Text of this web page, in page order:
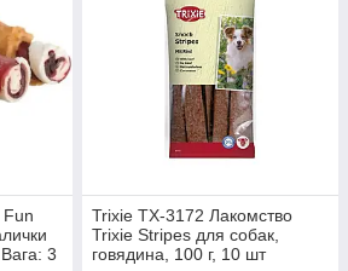
3
Trixie TX-3172 Лакомство
Trixie Stripes для собак,
говядина, 100 г, 10 шт